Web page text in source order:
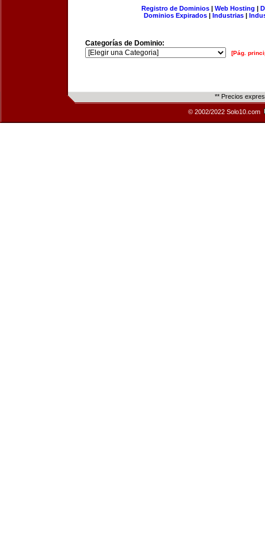
Registro de Dominios| Web Hosting |
Dominios Expirados | Industrias |
Categorías de Dominio:
[Pág.
** Precios
© 2002/2022 Solo10.com